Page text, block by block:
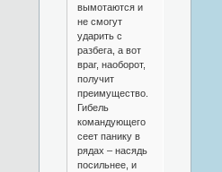
вымотаются и
не смогут
ударить с
разбега, а вот
враг, наоборот,
получит
преимущество.
Гибель
командующего
сеет панику в
рядах – насядь
посильнее, и